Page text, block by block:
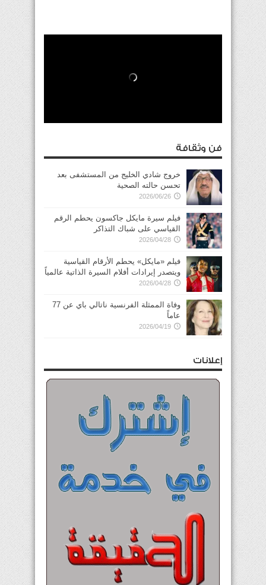
فن وثقافة
خروج شادي الخليج من المستشفى بعد
تحسن حالته الصحية
2026/06/26
فيلم سيرة مايكل جاكسون يحطم الرقم
القياسي على شباك التذاكر
2026/04/28
فيلم «مايكل» يحطم الأرقام القياسية
ويتصدر إيرادات أفلام السيرة الذاتية عالمياً
2026/04/28
وفاة الممثلة الفرنسية ناتالي باي عن 77
عاماً
2026/04/19
إعلانات